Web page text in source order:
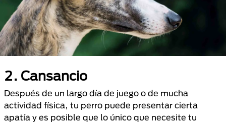
2. Cansancio
Después de un largo día de juego o de mucha
actividad física, tu perro puede presentar cierta
apatía y es posible que lo único que necesite tu